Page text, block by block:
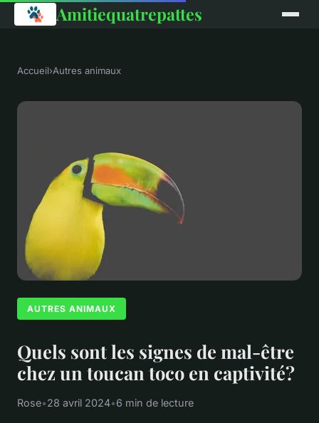
Amitiequatrepattes
Accueil›Autres animaux
AUTRES ANIMAUX
Quels sont les signes de mal-être
chez un toucan toco en captivité?
Rose•28 avril 2024•6 min de lecture